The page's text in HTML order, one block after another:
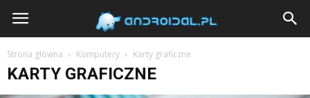
Androidal
Strona główna Komputery Karty graficzne
KARTY GRAFICZNE